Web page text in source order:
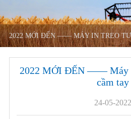
2022 MỚI ĐẾN —— MÁY IN TREO
2022 MỚI ĐẾN —— Máy
cầm tay
24-05-2022